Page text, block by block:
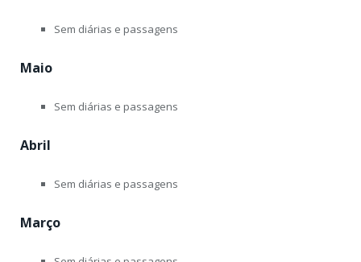
Sem diárias e passagens
Maio
Sem diárias e passagens
Abril
Sem diárias e passagens
Março